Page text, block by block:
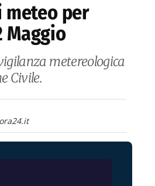
meteo per
Maggio
metereologica
Civile.